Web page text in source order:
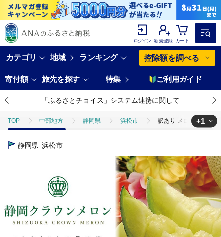
ログイン 新規登録 カート
カテゴリ 地域 ランキング 控除額を調べる
寄付額 旅先を探す 特集 ご利用ガイド
「ふるさとチョイス」システム連携に関して
TOP 中部地方 静岡県 浜松市 訳あり メロン クラウ
TOP
+1
静岡県 浜松市